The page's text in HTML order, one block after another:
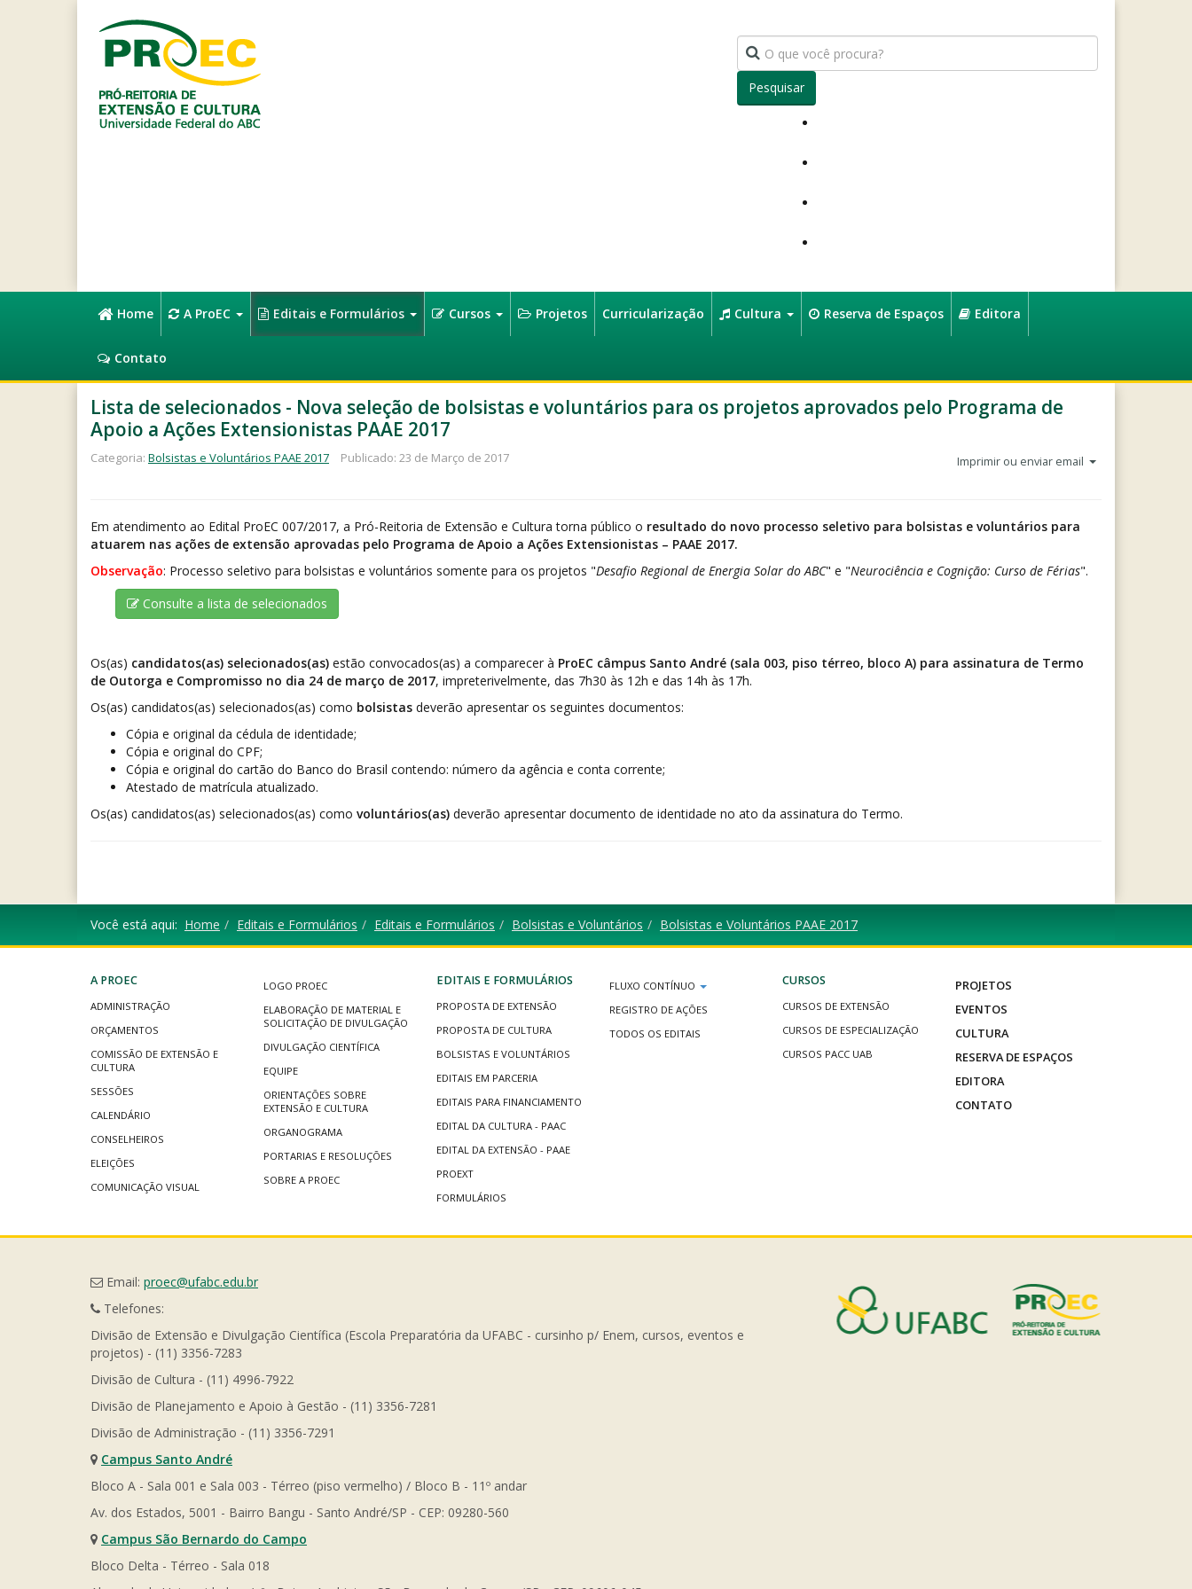
Pesquisar
Home A ProEC Editais e Formulários Cursos Projetos Curricularização Cultura Reserva de Espaços Editora
Contato
Lista de selecionados - Nova seleção de bolsistas e voluntários para os projetos aprovados pelo Programa de
Apoio a Ações Extensionistas PAAE 2017
Imprimir ou enviar email
Categoria: Bolsistas e Voluntários PAAE 2017 Publicado: 23 de Março de 2017
Em atendimento ao Edital ProEC 007/2017, a Pró-Reitoria de Extensão e Cultura torna público o resultado do novo processo seletivo para bolsistas e voluntários para
atuarem nas ações de extensão aprovadas pelo Programa de Apoio a Ações Extensionistas – PAAE 2017.
Observação: Processo seletivo para bolsistas e voluntários somente para os projetos "Desafio Regional de Energia Solar do ABC" e "Neurociência e Cognição: Curso de Férias".
Consulte a lista de selecionados
Os(as) candidatos(as) selecionados(as) estão convocados(as) a comparecer à ProEC câmpus Santo André (sala 003, piso térreo, bloco A) para assinatura de Termo
de Outorga e Compromisso no dia 24 de março de 2017, impreterivelmente, das 7h30 às 12h e das 14h às 17h.
Os(as) candidatos(as) selecionados(as) como bolsistas deverão apresentar os seguintes documentos:
Cópia e original da cédula de identidade;
Cópia e original do CPF;
Cópia e original do cartão do Banco do Brasil contendo: número da agência e conta corrente;
Atestado de matrícula atualizado.
Os(as) candidatos(as) selecionados(as) como voluntários(as) deverão apresentar documento de identidade no ato da assinatura do Termo.
Você está aqui: Home Editais e Formulários Editais e Formulários Bolsistas e Voluntários Bolsistas e Voluntários PAAE 2017
A PROEC
ADMINISTRAÇÃO
ORÇAMENTOS
COMISSÃO DE EXTENSÃO E
CULTURA
SESSÕES
CALENDÁRIO
CONSELHEIROS
ELEIÇÕES
COMUNICAÇÃO VISUAL
LOGO PROEC
ELABORAÇÃO DE MATERIAL E
SOLICITAÇÃO DE DIVULGAÇÃO
DIVULGAÇÃO CIENTÍFICA
EQUIPE
ORIENTAÇÕES SOBRE
EXTENSÃO E CULTURA
ORGANOGRAMA
PORTARIAS E RESOLUÇÕES
SOBRE A PROEC
EDITAIS E FORMULÁRIOS
PROPOSTA DE EXTENSÃO
PROPOSTA DE CULTURA
BOLSISTAS E VOLUNTÁRIOS
EDITAIS EM PARCERIA
EDITAIS PARA FINANCIAMENTO
EDITAL DA CULTURA - PAAC
EDITAL DA EXTENSÃO - PAAE
PROEXT
FORMULÁRIOS
FLUXO CONTÍNUO
REGISTRO DE AÇÕES
TODOS OS EDITAIS
CURSOS
CURSOS DE EXTENSÃO
CURSOS DE ESPECIALIZAÇÃO
CURSOS PACC UAB
PROJETOS
EVENTOS
CULTURA
RESERVA DE ESPAÇOS
EDITORA
CONTATO
Email: proec@ufabc.edu.br
Telefones:
Divisão de Extensão e Divulgação Científica (Escola Preparatória da UFABC - cursinho p/ Enem, cursos, eventos e
projetos) - (11) 3356-7283
Divisão de Cultura - (11) 4996-7922
Divisão de Planejamento e Apoio à Gestão - (11) 3356-7281
Divisão de Administração - (11) 3356-7291
Campus Santo André
Bloco A - Sala 001 e Sala 003 - Térreo (piso vermelho) / Bloco B - 11º andar
Av. dos Estados, 5001 - Bairro Bangu - Santo André/SP - CEP: 09280-560
Campus São Bernardo do Campo
Bloco Delta - Térreo - Sala 018